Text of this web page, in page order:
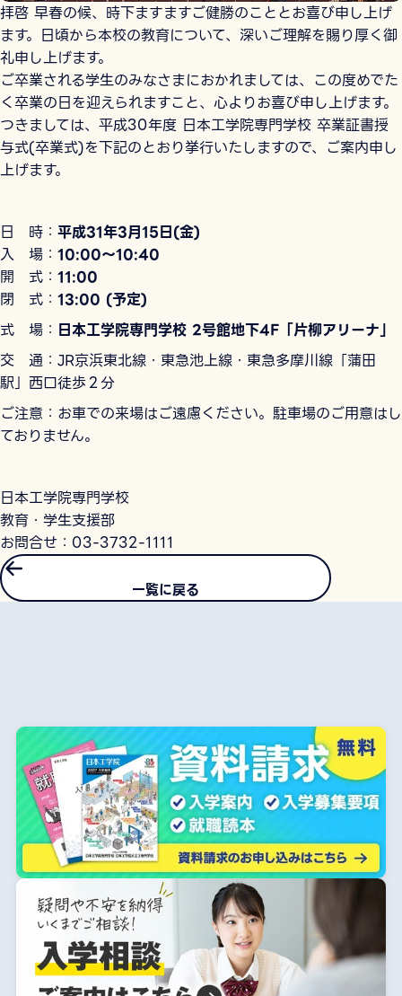
拝啓 早春の候、時下ますますご健勝のこととお喜び申し上げ
ます。日頃から本校の教育について、深いご理解を賜り厚く御
礼申し上げます。
ご卒業される学生のみなさまにおかれましては、この度めでた
く卒業の日を迎えられますこと、心よりお喜び申し上げます。
つきましては、平成30年度 日本工学院専門学校 卒業証書授
与式(卒業式)を下記のとおり挙行いたしますので、ご案内申し
上げます。
日 時： 平成31年3月15日(金)
入 場： 10:00～10:40
開 式： 11:00
閉 式： 13:00 (予定)
式 場： 日本工学院専門学校 2号館地下4F「片柳アリーナ」
交 通：JR京浜東北線・東急池上線・東急多摩川線「蒲田
駅」西口徒歩２分
ご注意：お車での来場はご遠慮ください。駐車場のご用意はし
ておりません。
日本工学院専門学校
教育・学生支援部
お問合せ：03-3732-1111
一覧に戻る